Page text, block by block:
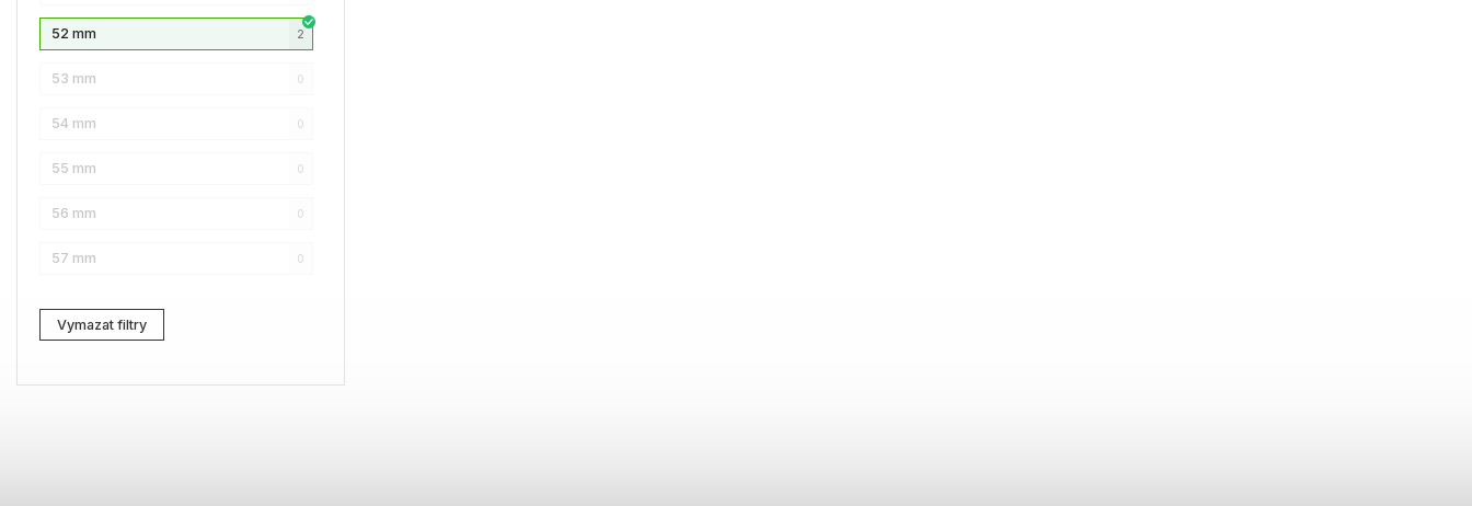
NAUTICA 0
Lacoste 0
Kenzo 0
Carrera 0
G-Star RAW 0
Jil Sander 0
Marc Jacobs
52 mm 2
53 mm 0
54 mm 0
55 mm 0
56 mm 0
57 mm 0
Vymazat filtry